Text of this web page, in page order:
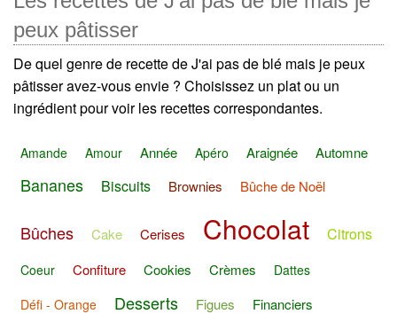
peux pâtisser
De quel genre de recette de J'ai pas de blé mais je peux
pâtisser avez-vous envie ? Choisissez un plat ou un
ingrédient pour voir les recettes correspondantes.
Amande Amour Année Apéro Araignée Automne
Bananes Biscuits Brownies Bûche de Noël
Bûches Cake Cerises Chocolat Citrons
Coeur Confiture Cookies Crèmes
Dattes
Défi - Orange
Desserts Figues Financiers